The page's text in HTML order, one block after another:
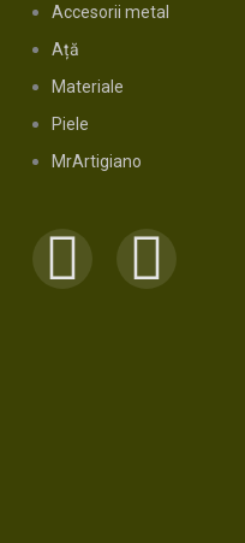
Accesorii metal
Ață
Materiale
Piele
MrArtigiano
F
I